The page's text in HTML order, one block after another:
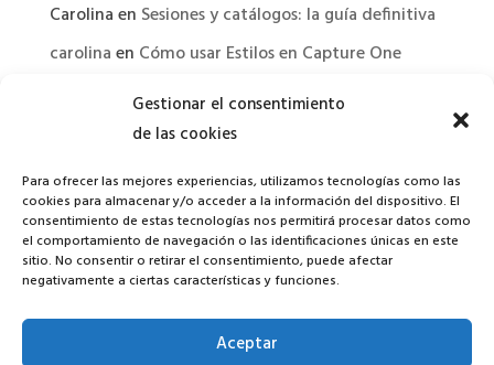
Gestionar el consentimiento
de las cookies
Para ofrecer las mejores experiencias, utilizamos tecnologías como las
cookies para almacenar y/o acceder a la información del dispositivo. El
consentimiento de estas tecnologías nos permitirá procesar datos como
el comportamiento de navegación o las identificaciones únicas en este
sitio. No consentir o retirar el consentimiento, puede afectar
negativamente a ciertas características y funciones.
Aceptar
Carolinaen Sesiones y catálogos: la guía definitiva
carolinaen Cómo usar Estilos en Capture One
Capture One no reconoce la cámara: Tethering
(IV): - Capture One Trainer
Tethering (I): Conceptos básicos - Capture One
TrainerenFlujo de trabajo con sesiones
Capture One TrainerenNovedades Capture One
14.1